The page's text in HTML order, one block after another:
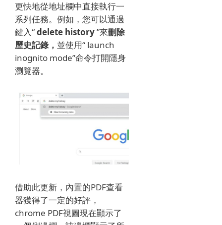
更快地從地址欄中直接執行一
系列任務。 例如，您可以通過
鍵入“delete history”來刪除
歷史記錄， 並使用“ launch
inognito mode”命令打開隱身
瀏覽器。
借助此更新，內置的PDF查看
器獲得了一定的好評，
chrome PDF視圖現在顯示了